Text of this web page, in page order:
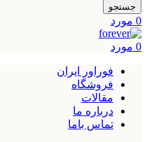
جستجو
0 مورد
0 مورد
فوراور ایران
فروشگاه
مقالات
درباره ما
تماس باما